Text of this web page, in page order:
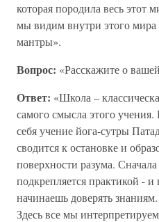
которая породила весь этот
мы видим внутри этого
мантры».
Вопрос: «Расскажите о
Ответ: «Школа –
самого смысла этого учения.
себя учение йога-сутры
сводится к остановке и
поверхности разума.
подкрепляется практикой -
начинаешь доверять
Здесь все мы